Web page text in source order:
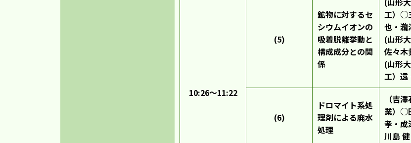
10:26～11:22
(5)
鉱物に対するセ
シウムイオンの
吸着脱離挙動と
構成成分との関
係
工）○
也・瀧
(山形大
佐々木
(山形
工）遠
(6)
ドロマイト系処
理剤による廃水
処理
（吉
業）○
孝・成
川島 健